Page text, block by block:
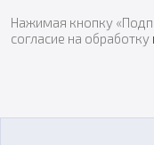
Нажимая кнопку
согласие на обработку